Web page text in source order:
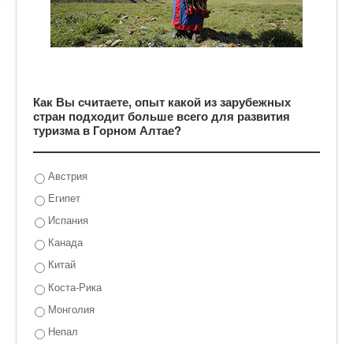
Как Вы считаете, опыт какой из зарубежных
стран подходит больше всего для развития
туризма в Горном Алтае?
Австрия
Египет
Испания
Канада
Китай
Коста-Рика
Монголия
Непал